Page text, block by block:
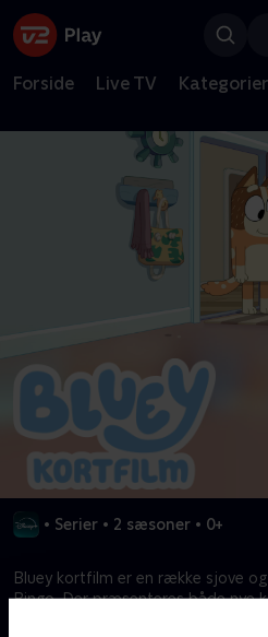
Forside Live TV Kategorier
• Serier • 2 sæsoner • 0+
Bluey kortfilm er en række sjove
Bingo. Der præsenteres både nye